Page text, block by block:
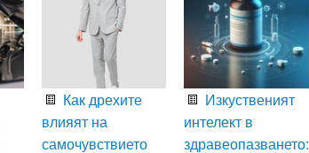
Как дрехите
влияят на
самочувствието
Изкуственият
интелект в
здравеопазването: